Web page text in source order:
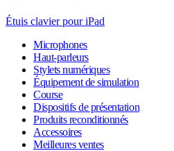
Étuis clavier pour iPad
Microphones
Haut-parleurs
Stylets numériques
Équipement de simulation
Course
Dispositifs de présentation
Produits reconditionnés
Accessoires
Meilleures ventes